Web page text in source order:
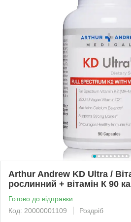
Arthur Andrew KD Ultra /
рослинний + вітамін К 90
Готово до відправки
Код: 20000001109
Роздріб